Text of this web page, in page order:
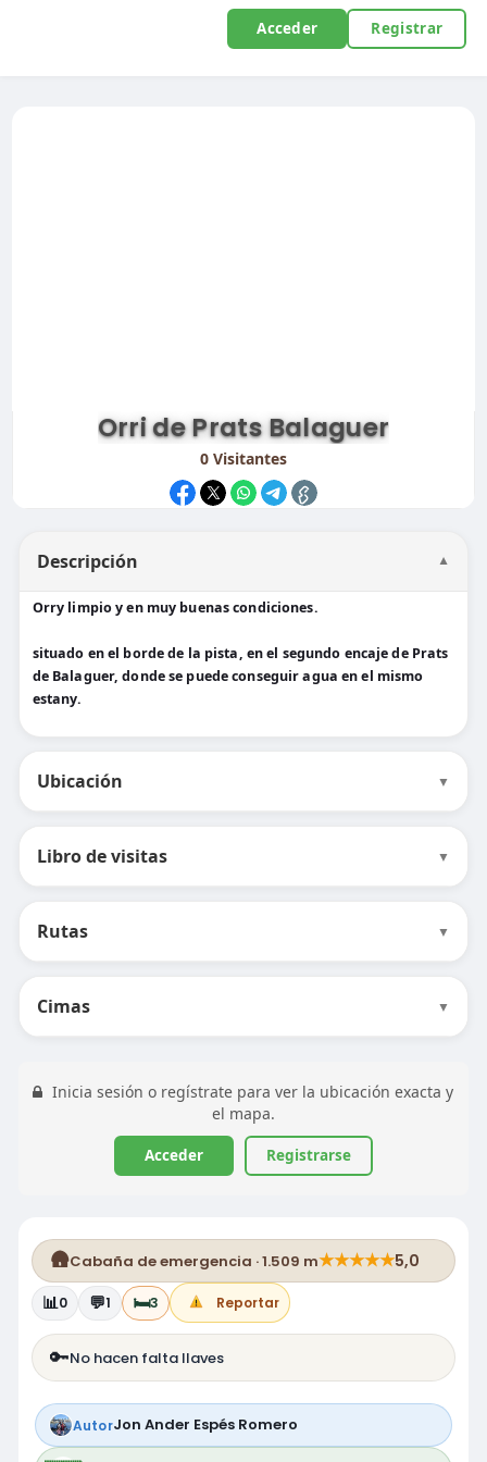
Acceder Registrar
Orri de Prats Balaguer
0Visitantes
Descripción ▼
Orry limpio y en muy buenas condiciones.
situado en el borde de la pista, en el segundo encaje de Prats
de Balaguer, donde se puede conseguir agua en el mismo
estany.
Ubicación ▼
Libro de visitas ▼
Rutas ▼
Cimas ▼
Inicia sesión o regístrate para ver la ubicación exacta y
el mapa.
Acceder Registrarse
🛖Cabaña de emergencia · 1.509 m★★★★★5,0
📊0 💬1 🛏️3 Reportar
🔑No hacen falta llaves
AutorJon Ander Espés Romero